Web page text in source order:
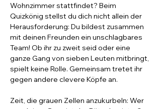
Wohnzimmer stattfindet? Beim
Quizkönig stellst du dich nicht allein der
Herausforderung: Du bildest zusammen
mit deinen Freunden ein unschlagbares
Team! Ob ihr zu zweit seid oder eine
ganze Gang von sieben Leuten mitbringt,
spielt keine Rolle. Gemeinsam tretet ihr
gegen andere clevere Köpfe an.
Zeit, die grauen Zellen anzukurbeln: Wer